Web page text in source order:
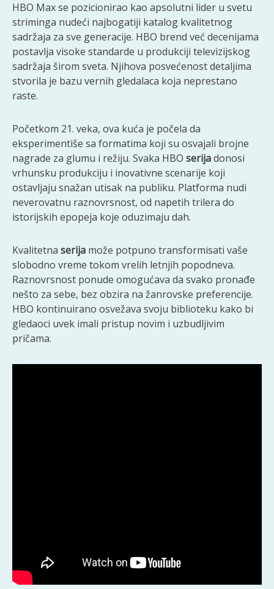
HBO Max se pozicionirao kao apsolutni lider u svetu
striminga nudeći najbogatiji katalog kvalitetnog
sadržaja za sve generacije. HBO brend već decenijama
postavlja visoke standarde u produkciji televizijskog
sadržaja širom sveta. Njihova posvećenost detaljima
stvorila je bazu vernih gledalaca koja neprestano
raste.
Početkom 21. veka, ova kuća je počela da
eksperimentiše sa formatima koji su osvajali brojne
nagrade za glumu i režiju. Svaka HBO serijadonosi
vrhunsku produkciju i inovativne scenarije koji
ostavljaju snažan utisak na publiku. Platforma nudi
neverovatnu raznovrsnost, od napetih trilera do
istorijskih epopeja koje oduzimaju dah.
Kvalitetna serija može potpuno transformisati vaše
slobodno vreme tokom vrelih letnjih popodneva.
Raznovrsnost ponude omogućava da svako pronađe
nešto za sebe, bez obzira na žanrovske preferencije.
HBO kontinuirano osvežava svoju biblioteku kako bi
gledaoci uvek imali pristup novim i uzbudljivim
pričama.